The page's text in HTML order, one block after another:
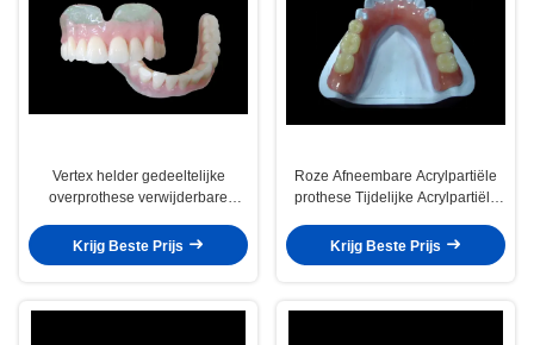
Vertex helder gedeeltelijke
overprothese verwijderbare
Krijg Beste Prijs
Roze Afneembare Acrylpartiële
prothese Tijdelijke Acrylpartiële
Krijg Beste Prijs